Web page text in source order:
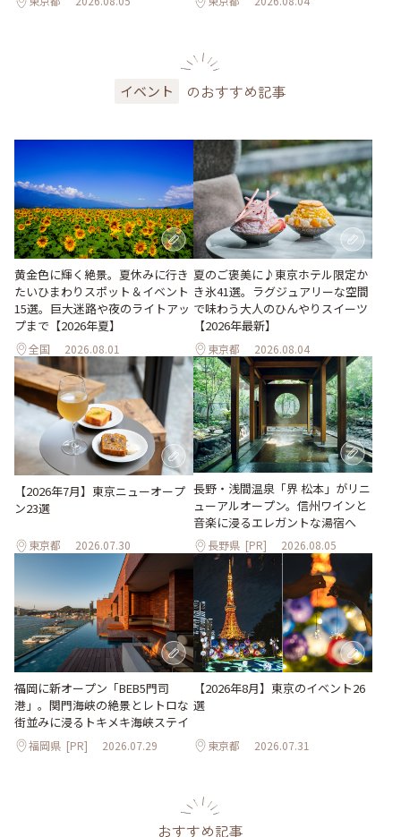
イベント のおすすめ記事
黄金色に輝く絶景。夏休みに行き
たいひまわりスポット＆イベント
15選。巨大迷路や夜のライトアッ
プまで【2026年夏】
全国 2026.08.01
夏のご褒美に♪東京ホテル限定か
き氷41選。ラグジュアリーな空間
で味わう大人のひんやりスイーツ
【2026年最新】
東京都 2026.08.04
【2026年7月】東京ニューオープ
ン23選
東京都 2026.07.30
長野・浅間温泉「界 松本」がリニ
ューアルオープン。信州ワインと
音楽に浸るエレガントな湯宿へ
長野県 [PR] 2026.08.05
福岡に新オープン「BEB5門司
港」。関門海峡の絶景とレトロな
街並みに浸るトキメキ海峡ステイ
福岡県 [PR] 2026.07.29
【2026年8月】東京のイベント26
選
東京都 2026.07.31
おすすめ記事